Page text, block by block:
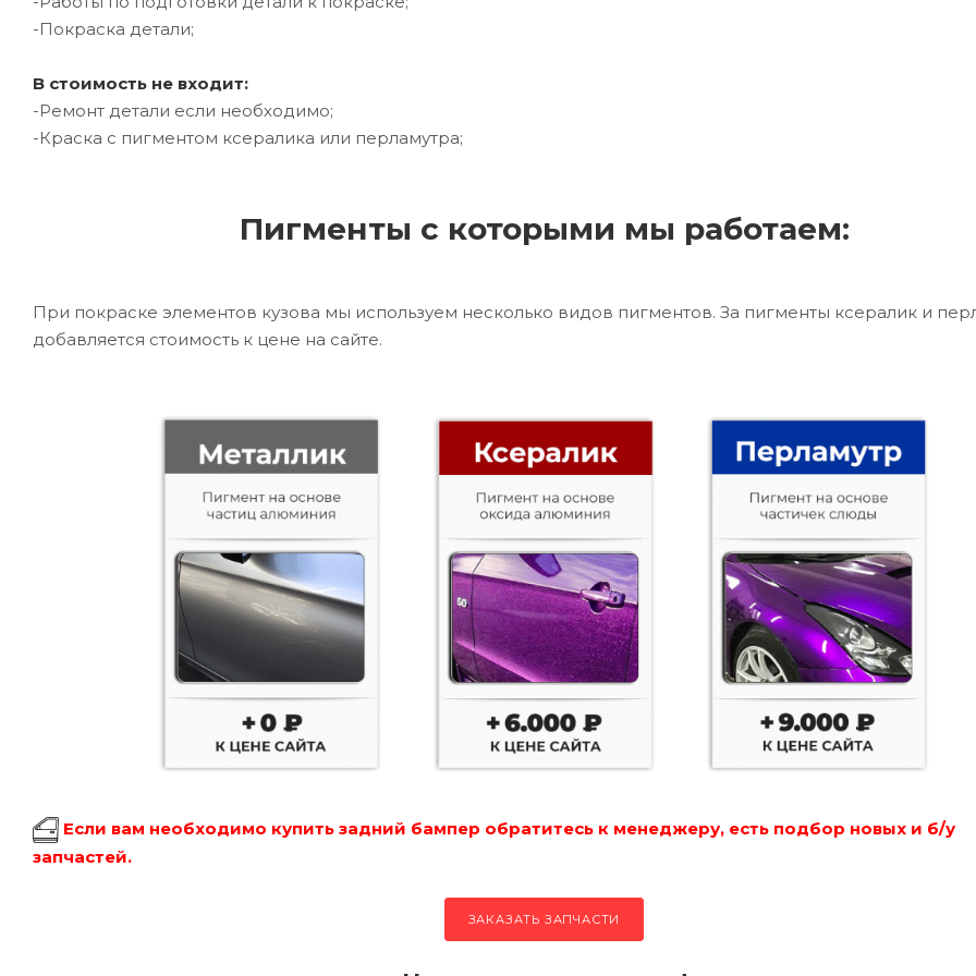
-Покраска детали;
В стоимость не входит:
-Ремонт детали если необходимо;
-Краска с пигментом ксералика или перламутра;
Пигменты с которыми мы работаем:
При покраске элементов кузова мы используем несколько видов пигментов. За пигменты ксералик и
добавляется стоимость к цене на сайте.
Если вам необходимо купить задний бампер обратитесь к менеджеру, есть подбор новых и б/у
запчастей.
ЗАКАЗАТЬ ЗАПЧАСТИ